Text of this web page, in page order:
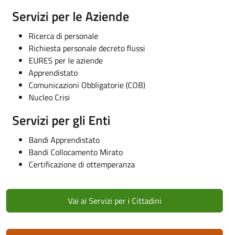
Servizi per le Aziende
Ricerca di personale
Richiesta personale decreto flussi
EURES per le aziende
Apprendistato
Comunicazioni Obbligatorie (COB)
Nucleo Crisi
Servizi per gli Enti
Bandi Apprendistato
Bandi Collocamento Mirato
Certificazione di ottemperanza
Apri in nuova scheda
Vai ai Servizi per i Cittadini